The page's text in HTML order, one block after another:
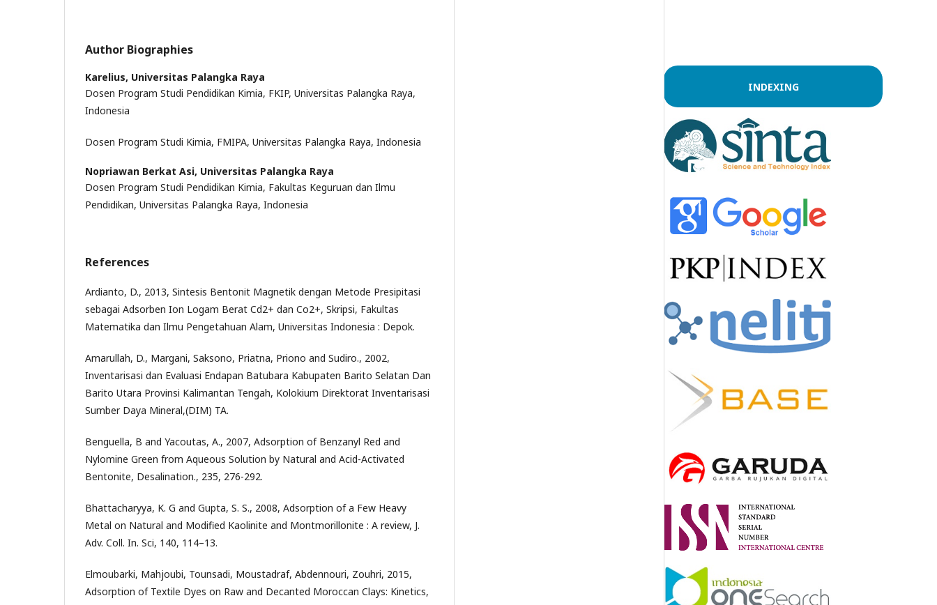
Author Biographies
Karelius, Universitas Palangka Raya
Dosen Program Studi Pendidikan Kimia, FKIP, Universitas Palangka Raya,
Indonesia
Dosen Program Studi Kimia, FMIPA, Universitas Palangka Raya, Indonesia
Nopriawan Berkat Asi, Universitas Palangka Raya
Dosen Program Studi Pendidikan Kimia, Fakultas Keguruan dan Ilmu
Pendidikan, Universitas Palangka Raya, Indonesia
References
Ardianto, D., 2013, Sintesis Bentonit Magnetik dengan Metode Presipitasi
sebagai Adsorben Ion Logam Berat Cd2+ dan Co2+, Skripsi, Fakultas
Matematika dan Ilmu Pengetahuan Alam, Universitas Indonesia : Depok.
Amarullah, D., Margani, Saksono, Priatna, Priono and Sudiro., 2002,
Inventarisasi dan Evaluasi Endapan Batubara Kabupaten Barito Selatan Dan
Barito Utara Provinsi Kalimantan Tengah, Kolokium Direktorat Inventarisasi
Sumber Daya Mineral,(DIM) TA.
Benguella, B and Yacoutas, A., 2007, Adsorption of Benzanyl Red and
Nylomine Green from Aqueous Solution by Natural and Acid-Activated
Bentonite, Desalination., 235, 276-292.
Bhattacharyya, K. G and Gupta, S. S., 2008, Adsorption of a Few Heavy
Metal on Natural and Modified Kaolinite and Montmorillonite : A review, J.
Adv. Coll. In. Sci, 140, 114–13.
Elmoubarki, Mahjoubi, Tounsadi, Moustadraf, Abdennouri, Zouhri, 2015,
Adsorption of Textile Dyes on Raw and Decanted Moroccan Clays: Kinetics,
INDEXING